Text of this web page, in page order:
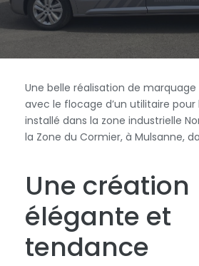
Une belle réalisation de
avec le flocage d’un utilitaire pour
installé dans la zone industrielle
la Zone du Cormier, à Mulsanne,
Une création
élégante et
tendance